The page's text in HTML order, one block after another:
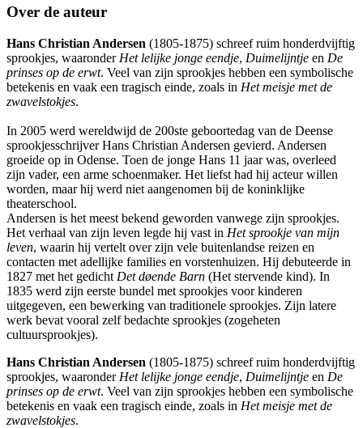
Over de auteur
Hans Christian Andersen (1805-1875) schreef ruim honderdvijftig
sprookjes, waaronder Het lelijke jonge eendje, Duimelijntje en De
prinses op de erwt. Veel van zijn sprookjes hebben een symbolische
betekenis en vaak een tragisch einde, zoals in Het meisje met de
zwavelstokjes.
In 2005 werd wereldwijd de 200ste geboortedag van de Deense
sprookjesschrijver Hans Christian Andersen gevierd. Andersen
groeide op in Odense. Toen de jonge Hans 11 jaar was, overleed
zijn vader, een arme schoenmaker. Het liefst had hij acteur willen
worden, maar hij werd niet aangenomen bij de koninklijke
theaterschool.
Andersen is het meest bekend geworden vanwege zijn sprookjes.
Het verhaal van zijn leven legde hij vast in Het sprookje van mijn
leven, waarin hij vertelt over zijn vele buitenlandse reizen en
contacten met adellijke families en vorstenhuizen. Hij debuteerde in
1827 met het gedicht Det døende Barn (Het stervende kind). In
1835 werd zijn eerste bundel met sprookjes voor kinderen
uitgegeven, een bewerking van traditionele sprookjes. Zijn latere
werk bevat vooral zelf bedachte sprookjes (zogeheten
cultuursprookjes).
Hans Christian Andersen (1805-1875) schreef ruim honderdvijftig
sprookjes, waaronder Het lelijke jonge eendje, Duimelijntje en De
prinses op de erwt. Veel van zijn sprookjes hebben een symbolische
betekenis en vaak een tragisch einde, zoals in Het meisje met de
zwavelstokjes.